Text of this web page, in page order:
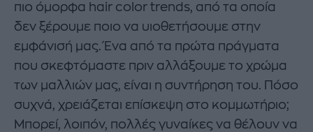
πιο όμορφα hair color trends, από τα οποία
δεν ξέρουμε ποιο να υιοθετήσουμε στην
εμφάνισή μας. Ένα από τα πρώτα πράγματα
που σκεφτόμαστε πριν αλλάξουμε το χρώμα
των μαλλιών μας, είναι η συντήρηση του. Πόσο
συχνά, χρειάζεται επίσκεψη στο κομμωτήριο;
Μπορεί, λοιπόν, πολλές γυναίκες να θέλουν να